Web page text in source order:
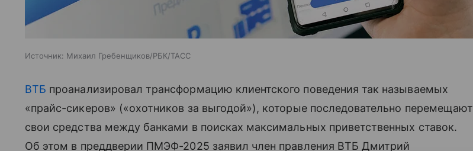
Источник: Михаил Гребенщиков/РБК/ТАСС
ВТБ проанализировал трансформацию клиентского поведения так называемых
«прайс-сикеров» («охотников за выгодой»), которые последовательно перемещают
свои средства между банками в поисках максимальных приветственных ставок.
Об этом в преддверии ПМЭФ-2025 заявил член правления ВТБ Дмитрий